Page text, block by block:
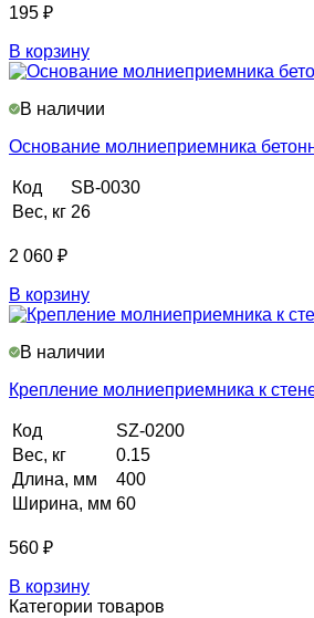
195 ₽
В корзину
В наличии
Основание молниеприемника
Код
SB-0030
Вес, кг 26
2 060 ₽
В корзину
В наличии
Крепление молниеприемника к
Код
SZ-0200
Вес, кг
0.15
Длина, мм
400
Ширина, мм 60
560 ₽
В корзину
Категории товаров